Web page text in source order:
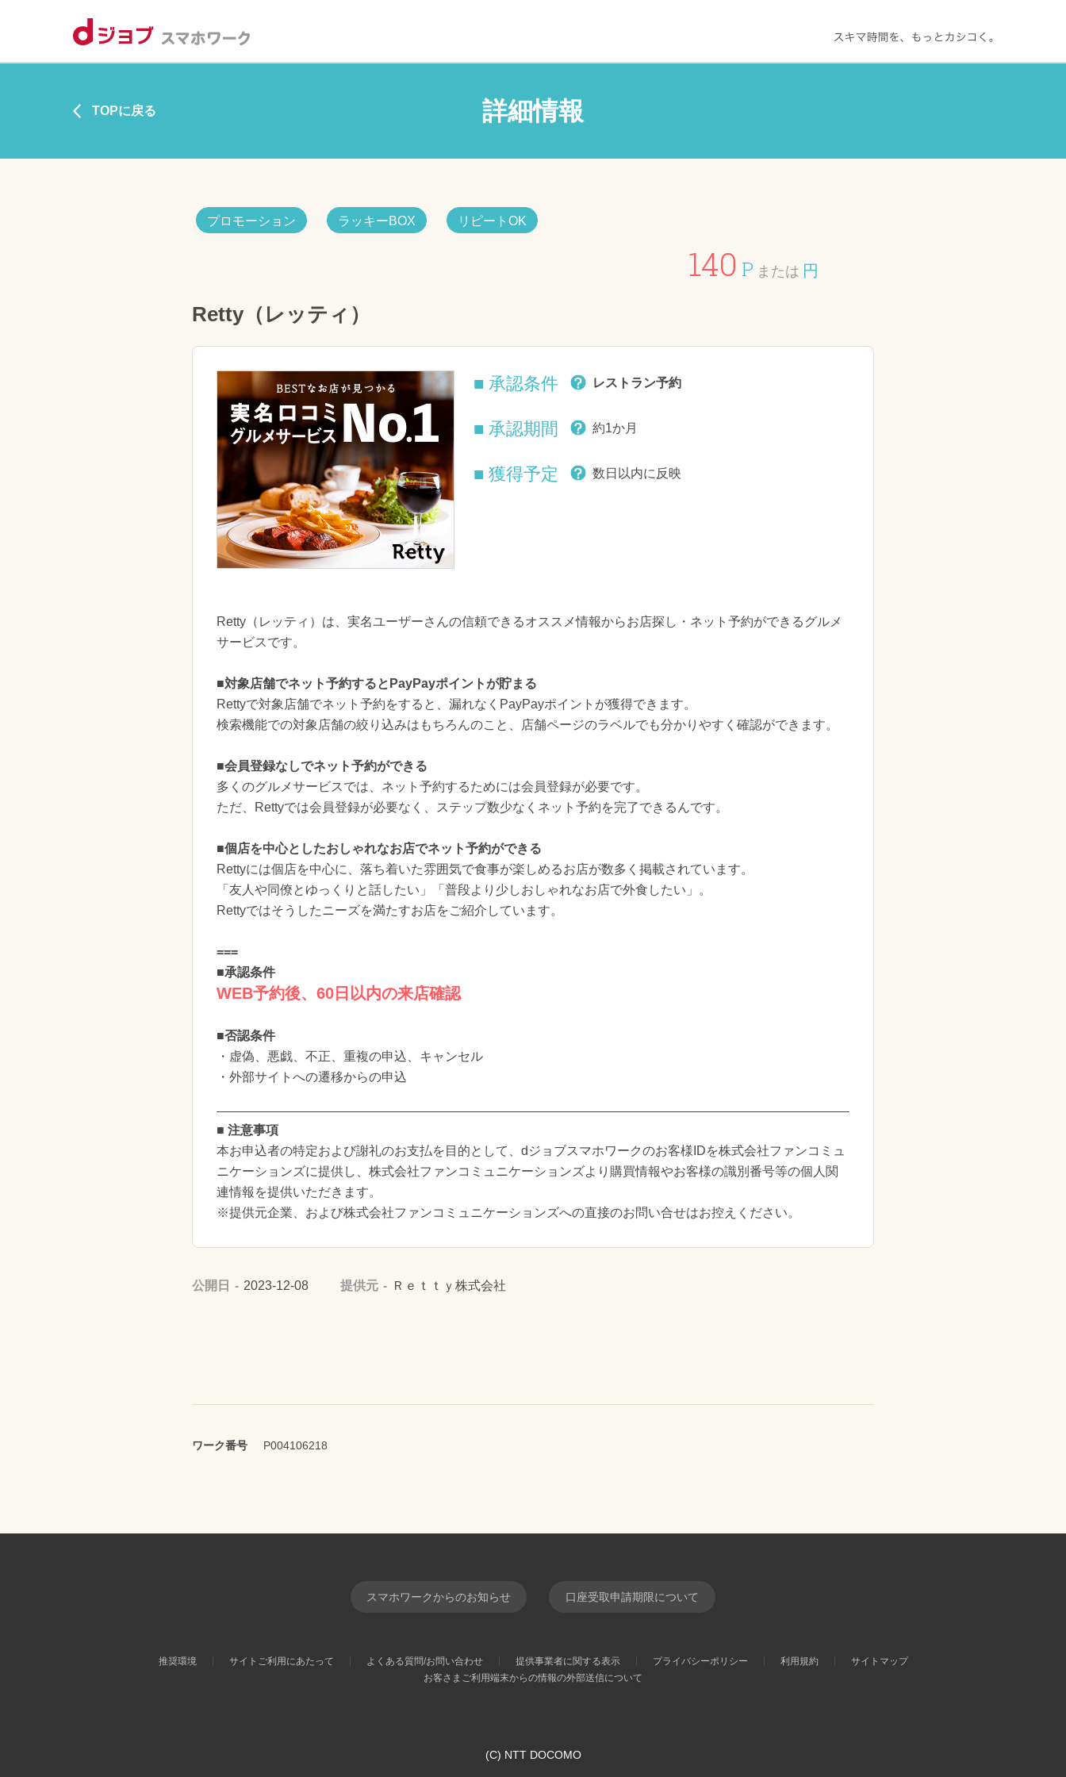
詳細情報
TOPに戻る
プロモーション ラッキーBOX リピートOK
140 P または 円
Retty（レッティ）
■ 承認条件 レストラン予約
■ 承認期間 約1か月
■ 獲得予定 数日以内に反映
Retty（レッティ）は、実名ユーザーさんの信頼できるオススメ情報からお店探し・ネット予約ができるグルメ
サービスです。
■対象店舗でネット予約するとPayPayポイントが貯まる
Rettyで対象店舗でネット予約をすると、漏れなくPayPayポイントが獲得できます。
検索機能での対象店舗の絞り込みはもちろんのこと、店舗ページのラベルでも分かりやすく確認ができます。
■会員登録なしでネット予約ができる
多くのグルメサービスでは、ネット予約するためには会員登録が必要です。
ただ、Rettyでは会員登録が必要なく、ステップ数少なくネット予約を完了できるんです。
■個店を中心としたおしゃれなお店でネット予約ができる
Rettyには個店を中心に、落ち着いた雰囲気で食事が楽しめるお店が数多く掲載されています。
「友人や同僚とゆっくりと話したい」「普段より少しおしゃれなお店で外食したい」。
Rettyではそうしたニーズを満たすお店をご紹介しています。
===
■承認条件
WEB予約後、60日以内の来店確認
■否認条件
・虚偽、悪戯、不正、重複の申込、キャンセル
・外部サイトへの遷移からの申込
■ 注意事項
本お申込者の特定および謝礼のお支払を目的として、dジョブスマホワークのお客様IDを株式会社ファンコミュ
ニケーションズに提供し、株式会社ファンコミュニケーションズより購買情報やお客様の識別番号等の個人関
連情報を提供いただきます。
※提供元企業、および株式会社ファンコミュニケーションズへの直接のお問い合せはお控えください。
公開日 2023-12-08 提供元 Ｒｅｔｔｙ株式会社
ワーク番号 P004106218
スマホワークからのお知らせ 口座受取申請期限について
推奨環境 サイトご利用にあたって よくある質問/お問い合わせ 提供事業者に関する表示 プライバシーポリシー 利用規約
サイトマップ
お客さまご利用端末からの情報の外部送信について
(C) NTT DOCOMO